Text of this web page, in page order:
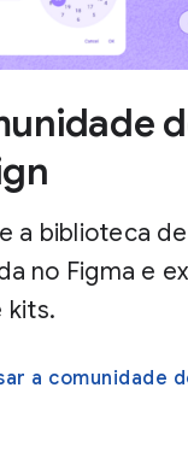
a biblioteca
no Figma e
kits.